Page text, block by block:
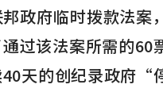
政府临时拨款法案
过该法案所需的60
40天的创纪录政府“